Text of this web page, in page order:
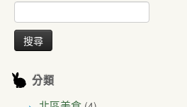
搜
尋
關
鍵
分類